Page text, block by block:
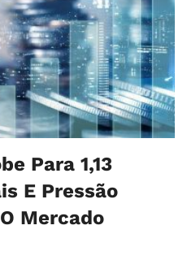
Para 1,13
E Pressão
Mercado